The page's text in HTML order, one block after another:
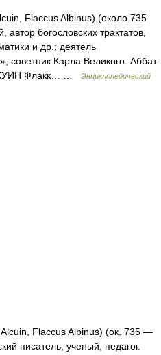
Flaccus Albinus) (около 735
богословских трактатов,
и др.; деятель
советник Карла Великого. Аббат
Флакк… …
Энциклопедический
Flaccus Albinus) (ок. 735 —
писатель, ученый, педагог.